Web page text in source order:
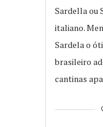
Sardella ou
italiano.
Sardela o
brasileiro
cantinas